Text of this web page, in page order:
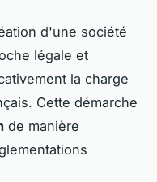
d'une société
légale et
la charge
Cette démarche
de manière